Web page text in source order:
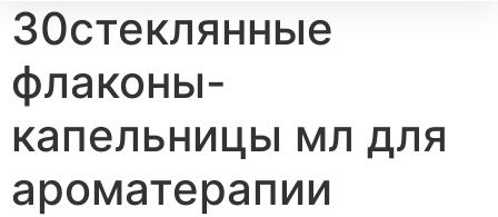
30стеклянные
флаконы-
капельницы мл для
ароматерапии